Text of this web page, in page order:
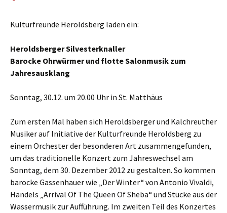
Kulturfreunde Heroldsberg laden ein:
Heroldsberger Silvesterknaller
Barocke Ohrwürmer und flotte Salonmusik zum
Jahresausklang
Sonntag, 30.12. um 20.00 Uhr in St. Matthäus
Zum ersten Mal haben sich Heroldsberger und Kalchreuther
Musiker auf Initiative der Kulturfreunde Heroldsberg zu
einem Orchester der besonderen Art zusammengefunden,
um das traditionelle Konzert zum Jahreswechsel am
Sonntag, dem 30. Dezember 2012 zu gestalten. So kommen
barocke Gassenhauer wie „Der Winter“ von Antonio Vivaldi,
Händels „Arrival Of The Queen Of Sheba“ und Stücke aus der
Wassermusik zur Aufführung. Im zweiten Teil des Konzertes